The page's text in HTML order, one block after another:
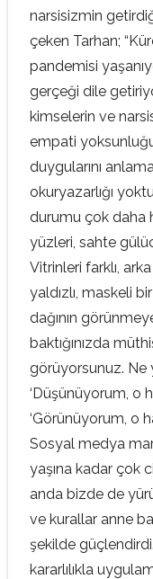
narsisizmin
çeken Tarhan;
pandemisi
gerçeği dile
kimselerin ve
empati
duygularını
okuryazarlığı
durumu çok daha
yüzleri, sahte
Vitrinleri farklı,
yaldızlı, maskeli
dağının
baktığınızda
görüyorsunuz. Ne
‘Düşünüyorum, o
‘Görünüyorum, o
Sosyal medya
yaşına kadar çok
anda bizde de
ve kurallar anne
şekilde
kararlılıkla